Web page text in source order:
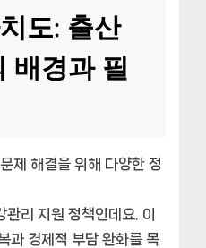
도: 출산
배경과 필
제 해결을 위해 다양한 정
리 지원 정책인데요. 이
과 경제적 부담 완화를 목